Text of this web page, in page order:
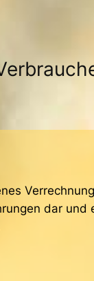
dar und